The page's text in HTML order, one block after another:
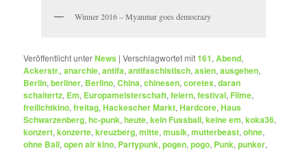
Winner 2016 – Myanmar goes democrazy
Veröffentlicht unterNews |Verschlagwortet mit161,Abend,
Ackerstr.,anarchie,antifa,antifaschistisch,asien,ausgehen,
Berlin,berliner, Berlino,China,chinesen,coretex,daran
schaitertz, Em, Europameisterschaft,feiern,festival, Filme,
freilichtkino,freitag,Hackescher Markt,Hardcore,Haus
Schwarzenberg,hc-punk,heute,kein Fussball,keine em,koka36,
konzert,konzerte,kreuzberg,mitte,musik,mutterbeast,ohne,
ohne Ball,open air kino, Partypunk,pogen,pogo, Punk,punker,